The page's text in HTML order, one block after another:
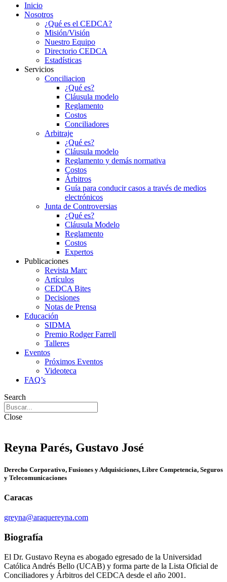
Inicio
Nosotros
¿Qué es el CEDCA?
Misión/Visión
Nuestro Equipo
Directorio CEDCA
Estadísticas
Servicios
Conciliacion
¿Qué es?
Cláusula modelo
Reglamento
Costos
Conciliadores
Arbitraje
¿Qué es?
Cláusula modelo
Reglamento y demás normativa
Costos
Árbitros
Guía para conducir casos a través de medios
electrónicos
Junta de Controversias
¿Qué es?
Cláusula Modelo
Reglamento
Costos
Expertos
Publicaciones
Revista Marc
Artículos
CEDCA Bites
Decisiones
Notas de Prensa
Educación
SIDMA
Premio Rodger Farrell
Talleres
Eventos
Próximos Eventos
Videoteca
FAQ’s
Search
Close
Reyna Parés, Gustavo José
Derecho Corporativo, Fusiones y Adquisiciones, Libre Competencia, Seguros
y Telecomunicaciones
Caracas
greyna@araquereyna.com
Biografía
El Dr. Gustavo Reyna es abogado egresado de la Universidad
Católica Andrés Bello (UCAB) y forma parte de la Lista Oficial de
Conciliadores y Árbitros del CEDCA desde el año 2001.